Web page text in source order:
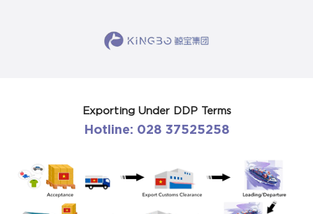
Exporting Under DDP Terms
Hotline: 028 37525258